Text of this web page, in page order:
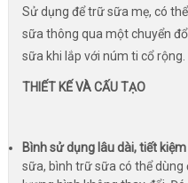
Sử dụng để trữ sữa mẹ, có
sữa thông qua một chuyển
sữa khi lắp với núm ti cổ rộng.
THIẾT KẾ VÀ CẤU TẠO
Bình sử dụng lâu dài, tiết
sữa, bình trữ sữa có thể dùng